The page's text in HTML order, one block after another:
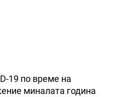
19 по време на
миналата година